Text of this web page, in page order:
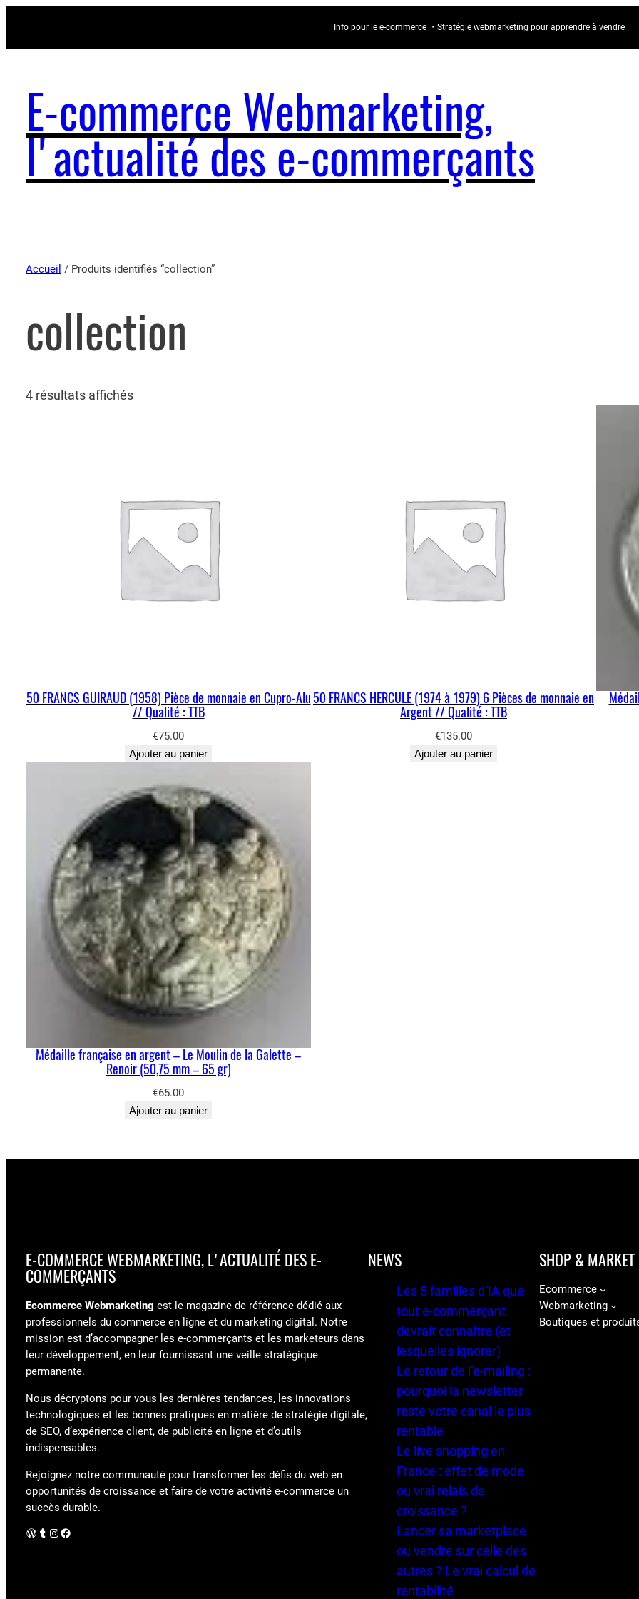
Info pour le e-commerce ・Stratégie webmarketing pour apprendre à vendre
E-commerce Webmarketing,
l'actualité des e-commerçants
Accueil / Produits identifiés “collection”
collection
4 résultats affichés
50 FRANCS GUIRAUD (1958) Pièce de monnaie en Cupro-Alu
// Qualité : TTB
€75.00
Ajouter au panier
50 FRANCS HERCULE (1974 à 1979) 6 Pièces de monnaie en
Argent // Qualité : TTB
€135.00
Ajouter au panier
Médaille française en argent – Le Moulin de la Galette –
Renoir (50,75 mm – 65 gr)
€65.00
Ajouter au panier
E-COMMERCE WEBMARKETING, L'ACTUALITÉ DES E-
COMMERÇANTS
Ecommerce Webmarketing est le magazine de référence dédié aux
professionnels du commerce en ligne et du marketing digital. Notre
mission est d’accompagner les e-commerçants et les marketeurs dans
leur développement, en leur fournissant une veille stratégique
permanente.
Nous décryptons pour vous les dernières tendances, les innovations
technologiques et les bonnes pratiques en matière de stratégie digitale,
de SEO, d’expérience client, de publicité en ligne et d’outils
indispensables.
Rejoignez notre communauté pour transformer les défis du web en
opportunités de croissance et faire de votre activité e-commerce un
succès durable.
WordPress Instagram Facebook
NEWS
Les 5 familles d’IA que
tout e-commerçant
devrait connaître (et
lesquelles ignorer)
Le retour de l’e-mailing :
pourquoi la newsletter
reste votre canal le plus
rentable
Le live shopping en
France : effet de mode
ou vrai relais de
croissance ?
Lancer sa marketplace
ou vendre sur celle des
autres ? Le vrai calcul de
rentabilité
SHOP & MARKET
Ecommerce
Webmarketing
Boutiques et